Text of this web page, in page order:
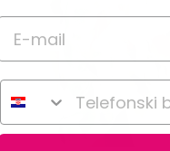
Telefonski broj